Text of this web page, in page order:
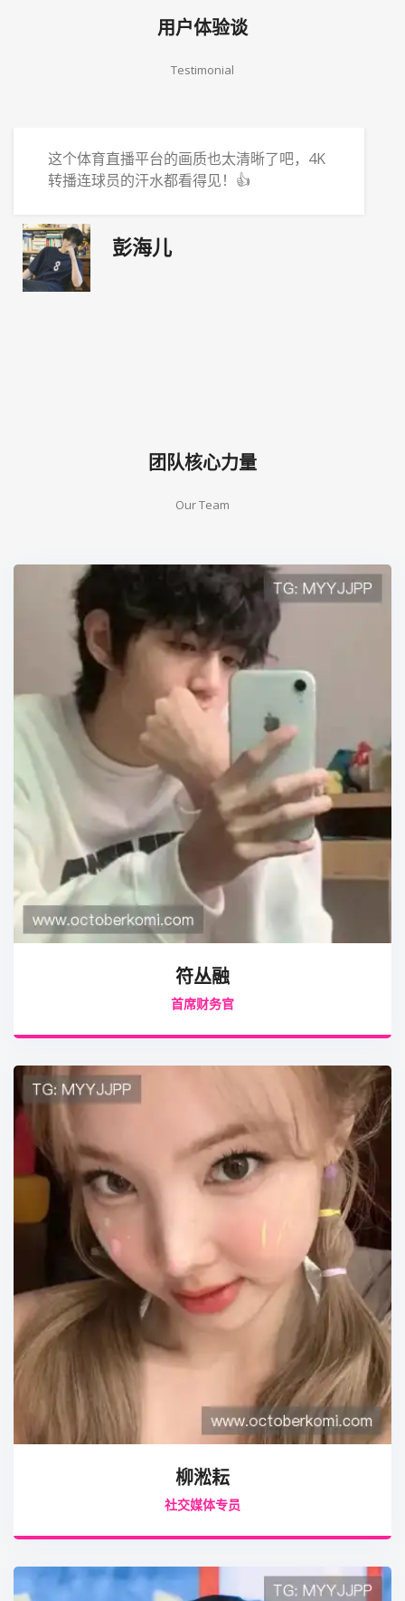
用户体验谈
Testimonial
这个体育直播平台的画质也太清晰了吧，4K
转播连球员的汗水都看得见！👍
彭海儿
团队核心力量
Our Team
符丛融
首席财务官
柳淞耘
社交媒体专员